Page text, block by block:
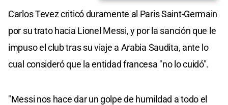
Carlos Tevez criticó duramente al Paris Saint-Germain
por su trato hacia Lionel Messi, y por la sanción que le
impuso el club tras su viaje a Arabia Saudita, ante lo
cual consideró que la entidad francesa "no lo cuidó".
"Messi nos hace dar un golpe de humildad a todo el